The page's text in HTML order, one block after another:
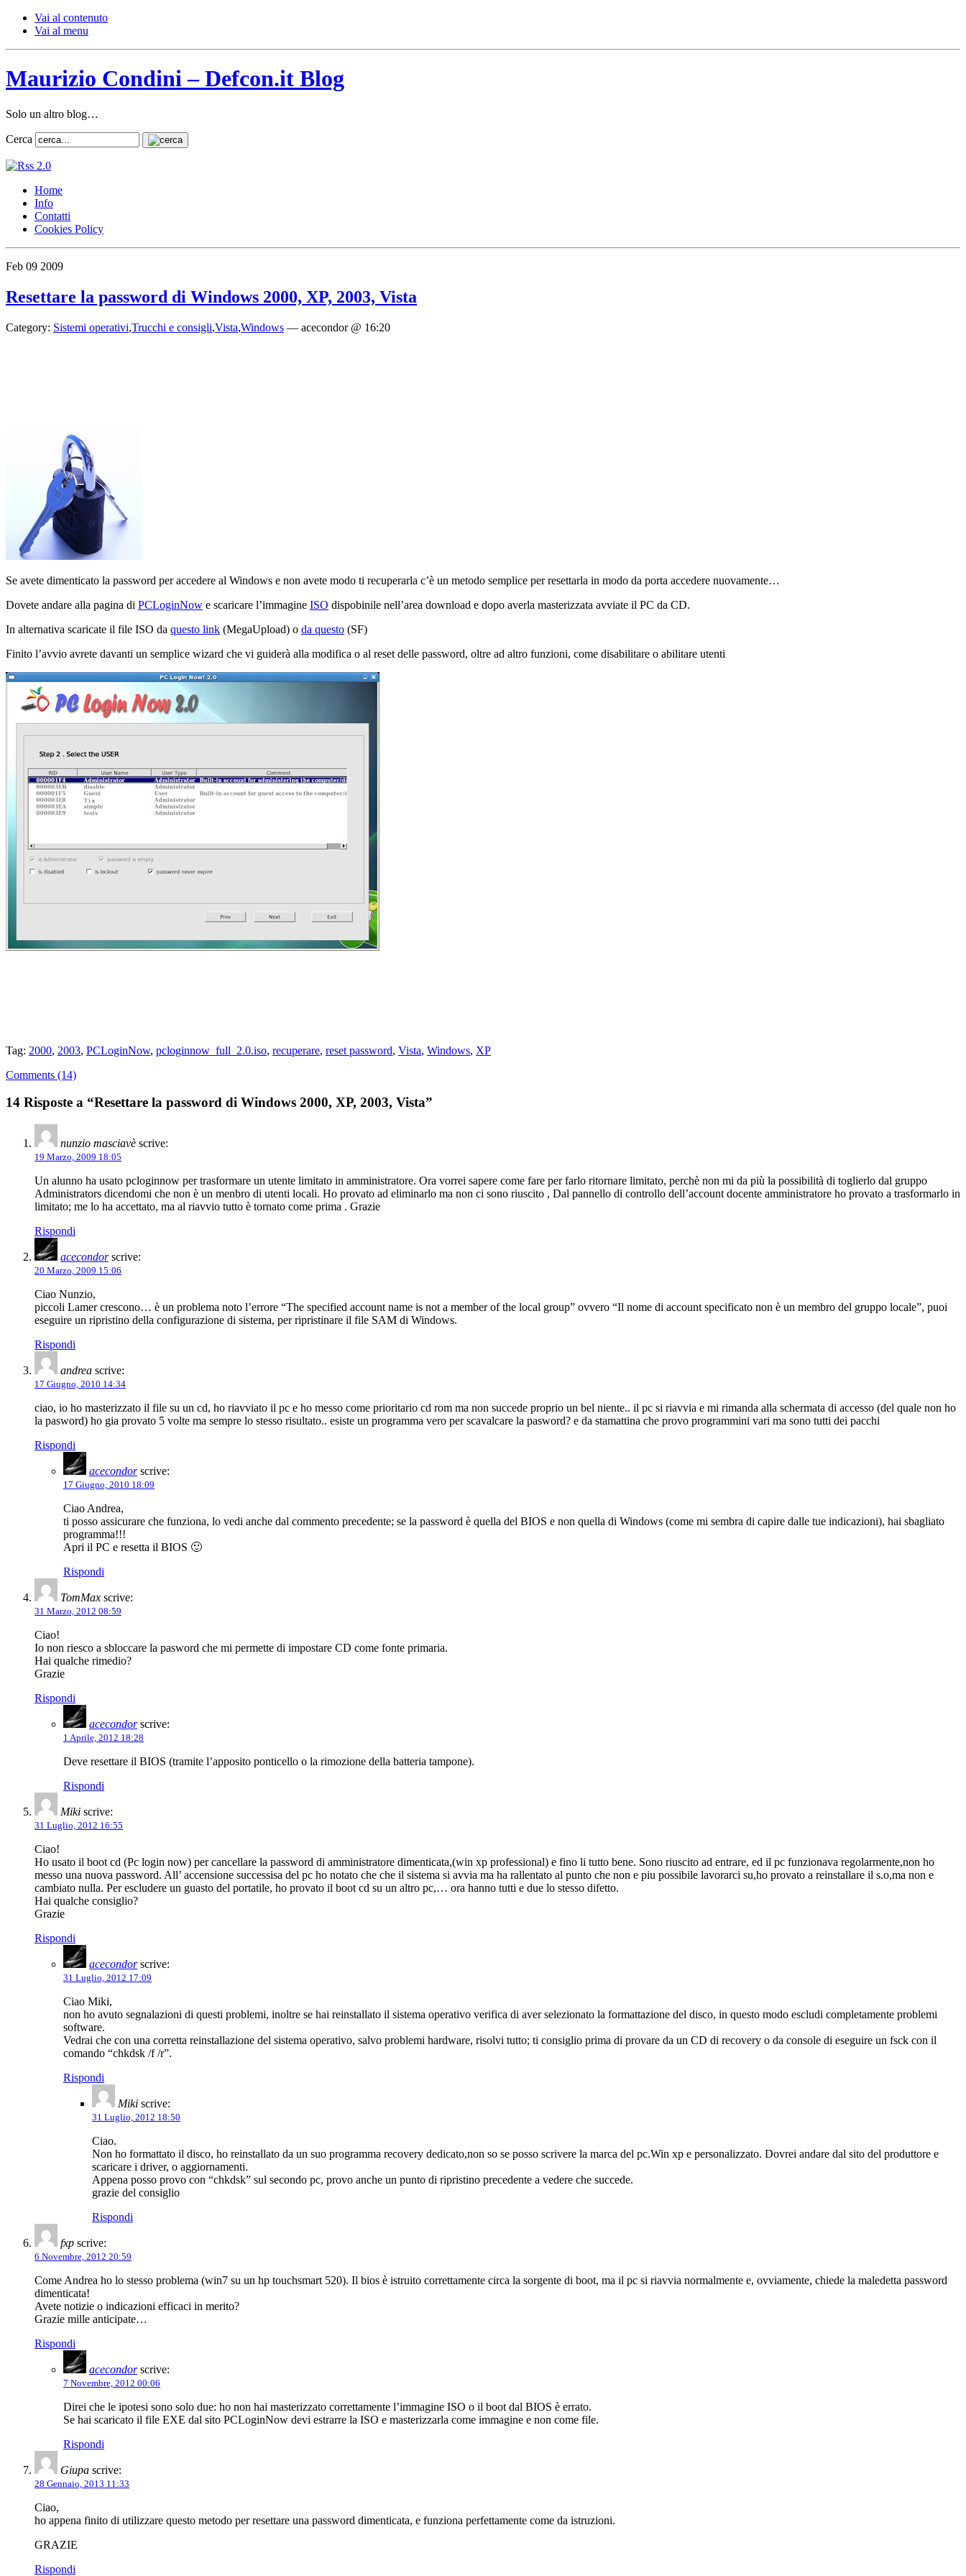
Vai al contenuto
Vai al menu
Maurizio Condini – Defcon.it Blog
Solo un altro blog…
Cerca
Home
Info
Contatti
Cookies Policy
Feb 09 2009
Resettare la password di Windows 2000, XP, 2003, Vista
Category: Sistemi operativi,Trucchi e consigli,Vista,Windows — acecondor @ 16:20
Se avete dimenticato la password per accedere al Windows e non avete modo ti recuperarla c’è un metodo semplice per resettarla in modo da porta accedere nuovamente…
Dovete andare alla pagina di PCLoginNow e scaricare l’immagine ISO dispobinile nell’area download e dopo averla masterizzata avviate il PC da CD.
In alternativa scaricate il file ISO da questo link (MegaUpload) o da questo (SF)
Finito l’avvio avrete davanti un semplice wizard che vi guiderà alla modifica o al reset delle password, oltre ad altro funzioni, come disabilitare o abilitare utenti
Tag: 2000, 2003, PCLoginNow, pcloginnow_full_2.0.iso, recuperare, reset password, Vista, Windows, XP
Comments (14)
14 Risposte a “Resettare la password di Windows 2000, XP, 2003, Vista”
nunzio masciavè scrive:
19 Marzo, 2009 18:05
Un alunno ha usato pcloginnow per trasformare un utente limitato in amministratore. Ora vorrei sapere come fare per farlo ritornare limitato, perchè non mi da più la possibilità di toglierlo dal gruppo
Administrators dicendomi che non è un menbro di utenti locali. Ho provato ad eliminarlo ma non ci sono riuscito , Dal pannello di controllo dell’account docente amministratore ho provato a trasformarlo in
limitato; me lo ha accettato, ma al riavvio tutto è tornato come prima . Grazie
Rispondi
acecondorscrive:
20 Marzo, 2009 15:06
Ciao Nunzio,
piccoli Lamer crescono… è un problema noto l’errore “The specified account name is not a member of the local group” ovvero “Il nome di account specificato non è un membro del gruppo locale”, puoi
eseguire un ripristino della configurazione di sistema, per ripristinare il file SAM di Windows.
Rispondi
andrea scrive:
17 Giugno, 2010 14:34
ciao, io ho masterizzato il file su un cd, ho riavviato il pc e ho messo come prioritario cd rom ma non succede proprio un bel niente.. il pc si riavvia e mi rimanda alla schermata di accesso (del quale non ho
la pasword) ho gia provato 5 volte ma sempre lo stesso risultato.. esiste un programma vero per scavalcare la pasword? e da stamattina che provo programmini vari ma sono tutti dei pacchi
Rispondi
acecondorscrive:
17 Giugno, 2010 18:09
Ciao Andrea,
ti posso assicurare che funziona, lo vedi anche dal commento precedente; se la password è quella del BIOS e non quella di Windows (come mi sembra di capire dalle tue indicazioni), hai sbagliato
programma!!!
Apri il PC e resetta il BIOS 🙂
Rispondi
TomMax scrive:
31 Marzo, 2012 08:59
Ciao!
Io non riesco a sbloccare la pasword che mi permette di impostare CD come fonte primaria.
Hai qualche rimedio?
Grazie
Rispondi
acecondorscrive:
1 Aprile, 2012 18:28
Deve resettare il BIOS (tramite l’apposito ponticello o la rimozione della batteria tampone).
Rispondi
Miki scrive:
31 Luglio, 2012 16:55
Ciao!
Ho usato il boot cd (Pc login now) per cancellare la password di amministratore dimenticata,(win xp professional) e fino li tutto bene. Sono riuscito ad entrare, ed il pc funzionava regolarmente,non ho
messo una nuova password. All’ accensione successisa del pc ho notato che che il sistema si avvia ma ha rallentato al punto che non e piu possibile lavorarci su,ho provato a reinstallare il s.o,ma non e
cambiato nulla. Per escludere un guasto del portatile, ho provato il boot cd su un altro pc,… ora hanno tutti e due lo stesso difetto.
Hai qualche consiglio?
Grazie
Rispondi
acecondorscrive:
31 Luglio, 2012 17:09
Ciao Miki,
non ho avuto segnalazioni di questi problemi, inoltre se hai reinstallato il sistema operativo verifica di aver selezionato la formattazione del disco, in questo modo escludi completamente problemi
software.
Vedrai che con una corretta reinstallazione del sistema operativo, salvo problemi hardware, risolvi tutto; ti consiglio prima di provare da un CD di recovery o da console di eseguire un fsck con il
comando “chkdsk /f /r”.
Rispondi
Miki scrive:
31 Luglio, 2012 18:50
Ciao.
Non ho formattato il disco, ho reinstallato da un suo programma recovery dedicato,non so se posso scrivere la marca del pc.Win xp e personalizzato. Dovrei andare dal sito del produttore e
scaricare i driver, o aggiornamenti.
Appena posso provo con “chkdsk” sul secondo pc, provo anche un punto di ripristino precedente a vedere che succede.
grazie del consiglio
Rispondi
fxp scrive:
6 Novembre, 2012 20:59
Come Andrea ho lo stesso problema (win7 su un hp touchsmart 520). Il bios è istruito correttamente circa la sorgente di boot, ma il pc si riavvia normalmente e, ovviamente, chiede la maledetta password
dimenticata!
Avete notizie o indicazioni efficaci in merito?
Grazie mille anticipate…
Rispondi
acecondorscrive:
7 Novembre, 2012 00:06
Direi che le ipotesi sono solo due: ho non hai masterizzato correttamente l’immagine ISO o il boot dal BIOS è errato.
Se hai scaricato il file EXE dal sito PCLoginNow devi estrarre la ISO e masterizzarla come immagine e non come file.
Rispondi
Giupa scrive:
28 Gennaio, 2013 11:33
Ciao,
ho appena finito di utilizzare questo metodo per resettare una password dimenticata, e funziona perfettamente come da istruzioni.
GRAZIE
Rispondi